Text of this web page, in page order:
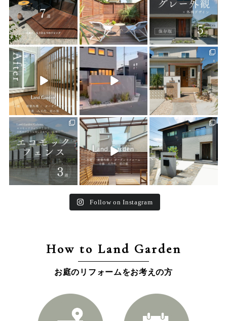
land_garden
21 0
land_garden
0
land_garden
24 0
land_garden
15 0
land_garden
32 0
land_garden
24 0
Follow on Instagram
How to Land Garden
お庭のリフォームをお考えの方